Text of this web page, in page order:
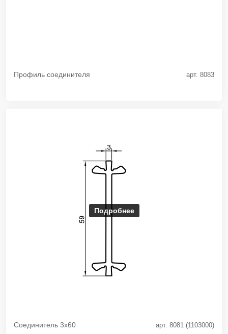
Профиль соединителя арт. 8083
Подробнее
Соединитель 3х60 арт. 8081 (1103000)